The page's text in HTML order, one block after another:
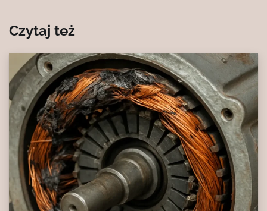
Czytaj też